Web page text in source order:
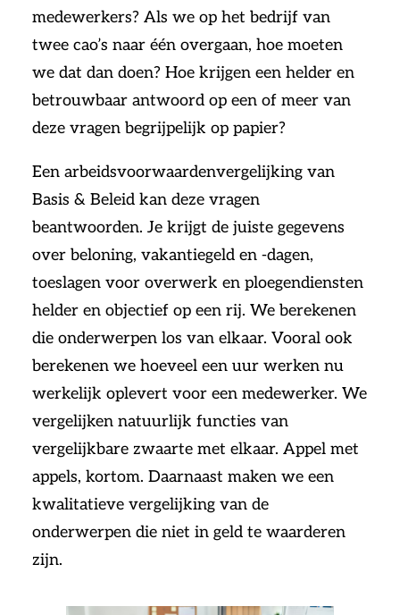
medewerkers? Als we op het bedrijf van
twee cao’s naar één overgaan, hoe moeten
we dat dan doen? Hoe krijgen een helder en
betrouwbaar antwoord op een of meer van
deze vragen begrijpelijk op papier?
Een arbeidsvoorwaardenvergelijking van
Basis & Beleid kan deze vragen
beantwoorden. Je krijgt de juiste gegevens
over beloning, vakantiegeld en -dagen,
toeslagen voor overwerk en ploegendiensten
helder en objectief op een rij. We berekenen
die onderwerpen los van elkaar. Vooral ook
berekenen we hoeveel een uur werken nu
werkelijk oplevert voor een medewerker. We
vergelijken natuurlijk functies van
vergelijkbare zwaarte met elkaar. Appel met
appels, kortom. Daarnaast maken we een
kwalitatieve vergelijking van de
onderwerpen die niet in geld te waarderen
zijn.